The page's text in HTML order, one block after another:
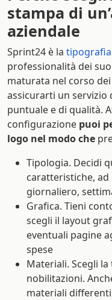
stampa di
aziendale
Sprint24 è la
professionalità dei
maturata nel corso
assicurarti un servizio
puntuale e di qualità.
configurazione puoi
logo nel modo che
Tipologia. Decidi
caratteristiche,
giornaliero,
Grafica. Tieni
scegli il layout
eventuali pagine
spese
Materiali. Scegli
nobilitazioni.
materiali